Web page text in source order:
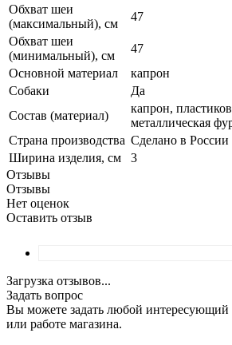
Обхват шеи
(максимальный), см
47
Обхват шеи
(минимальный), см
47
Основной материал
капрон
Собаки
Да
Состав (материал)
капрон,
металлическая
Страна производства Сделано в России
Ширина изделия, см
3
Отзывы
Отзывы
Нет оценок
Оставить отзыв
Загрузка отзывов...
Задать вопрос
Вы можете задать любой интересующий
или работе магазина.